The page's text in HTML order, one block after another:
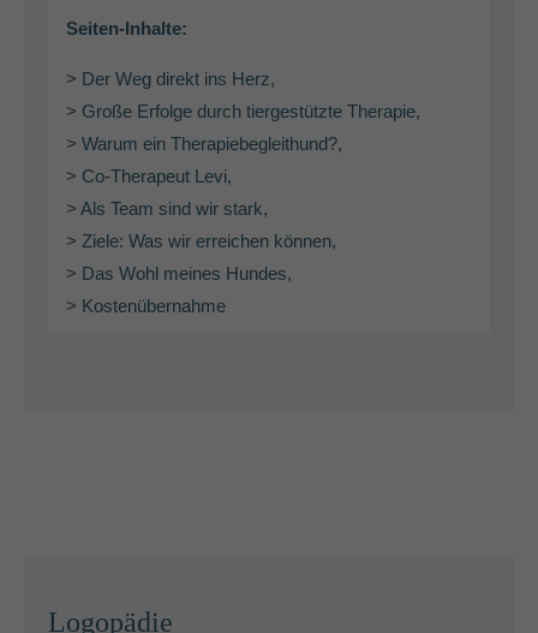
Seiten-Inhalte:
> Der Weg direkt ins Herz,
> Große Erfolge durch tiergestützte Therapie,
> Warum ein Therapiebegleithund?,
> Co-Therapeut Levi,
> Als Team sind wir stark,
> Ziele: Was wir erreichen können,
> Das Wohl meines Hundes,
> Kostenübernahme
Logopädie